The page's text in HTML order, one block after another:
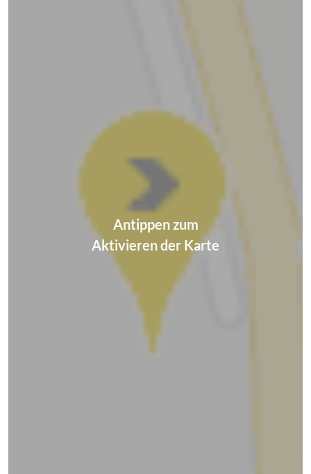
Antippen zum
Aktivieren der Karte